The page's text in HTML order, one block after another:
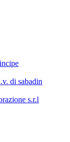
di sabadin
s.r.l